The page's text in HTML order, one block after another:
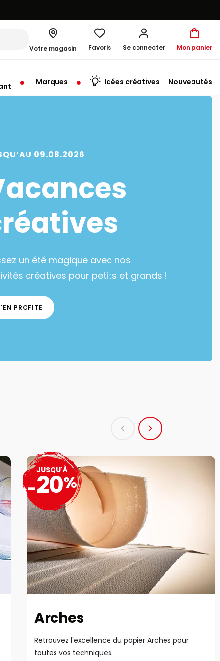
Votre magasin
à 09:30
Favoris Se connecter Mon panier
Marques Idées créatives Nouveautés
09.08.2026
un été magique avec nos
créatives pour petits et grands !
PROFITE
Arches
Retrouvez l'excellence du papier Arches pour
toutes vos techniques.
JUSQU'À
-20%